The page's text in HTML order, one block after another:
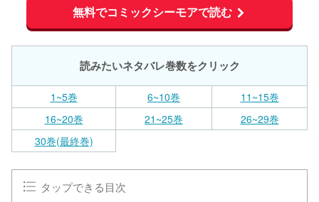
無料でコミックシーモアで読む
読みたいネタバレ巻数をクリック
1~5巻 6~10巻
11~15巻
16~20巻
21~25巻
26~29巻
30巻(最終巻)
タップできる目次